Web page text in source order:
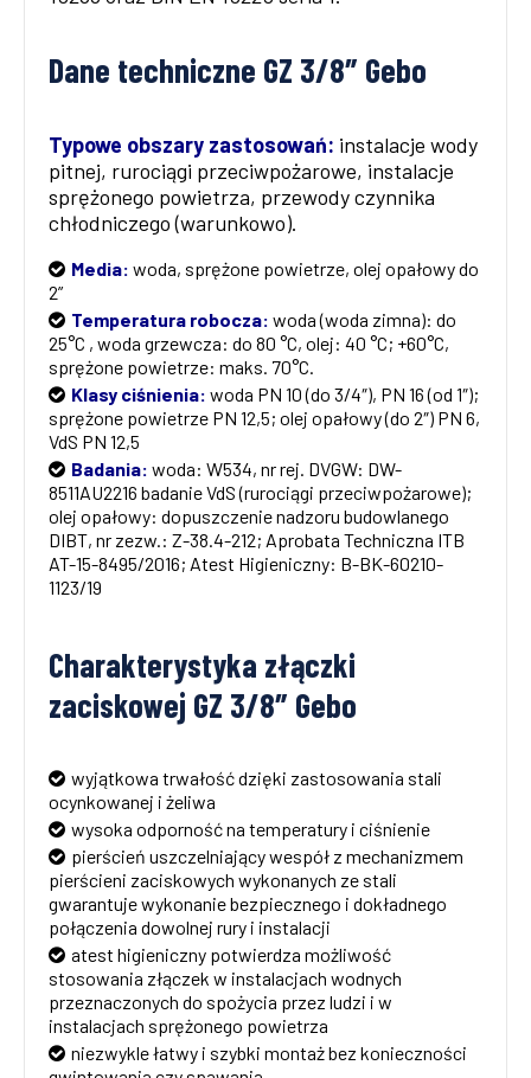
Dane techniczne GZ 3/8″ Gebo
Typowe obszary zastosowań: instalacje wody
pitnej, rurociągi przeciwpożarowe, instalacje
sprężonego powietrza, przewody czynnika
chłodniczego (warunkowo).
Media: woda, sprężone powietrze, olej opałowy do
2”
Temperatura robocza: woda (woda zimna): do
25°C , woda grzewcza: do 80 °C, olej: 40 °C; +60°C,
sprężone powietrze: maks. 70°C.
Klasy ciśnienia: woda PN 10 (do 3/4″), PN 16 (od 1″);
sprężone powietrze PN 12,5; olej opałowy (do 2″) PN 6,
VdS PN 12,5
Badania: woda: W534, nr rej. DVGW: DW-
8511AU2216 badanie VdS (rurociągi przeciwpożarowe);
olej opałowy: dopuszczenie nadzoru budowlanego
DIBT, nr zezw.: Z-38.4-212; Aprobata Techniczna ITB
AT-15-8495/2016; Atest Higieniczny: B-BK-60210-
1123/19
Charakterystyka złączki
zaciskowej GZ 3/8″ Gebo
wyjątkowa trwałość dzięki zastosowania stali
ocynkowanej i żeliwa
wysoka odporność na temperatury i ciśnienie
pierścień uszczelniający wespół z mechanizmem
pierścieni zaciskowych wykonanych ze stali
gwarantuje wykonanie bezpiecznego i dokładnego
połączenia dowolnej rury i instalacji
atest higieniczny potwierdza możliwość
stosowania złączek w instalacjach wodnych
przeznaczonych do spożycia przez ludzi i w
instalacjach sprężonego powietrza
niezwykle łatwy i szybki montaż bez konieczności